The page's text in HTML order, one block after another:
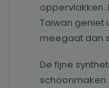
oppervlakken.
Taiwan geniet
meegaat dan
De fijne